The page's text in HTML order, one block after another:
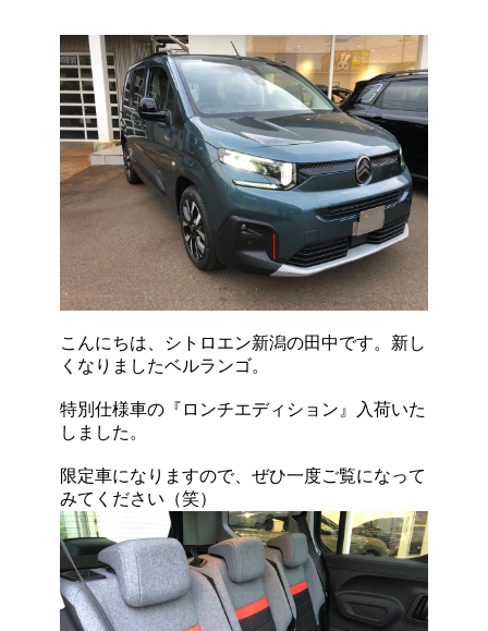
こんにちは、シトロエン新潟の田中です。新し
くなりましたベルランゴ。
特別仕様車の『ロンチエディション』入荷いた
しました。
限定車になりますので、ぜひ一度ご覧になって
みてください（笑）